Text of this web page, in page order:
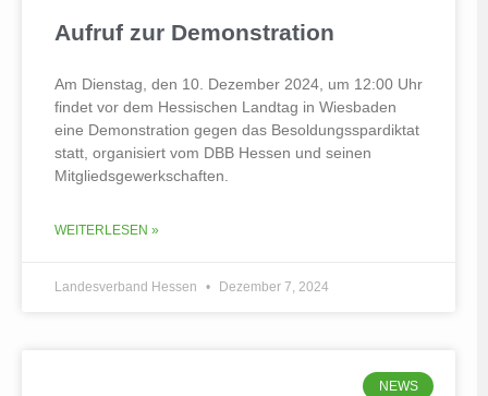
Aufruf zur Demonstration
Am Dienstag, den 10. Dezember 2024, um 12:00 Uhr
findet vor dem Hessischen Landtag in Wiesbaden
eine Demonstration gegen das Besoldungsspardiktat
statt, organisiert vom DBB Hessen und seinen
Mitgliedsgewerkschaften.
WEITERLESEN »
Landesverband Hessen Dezember 7, 2024
NEWS